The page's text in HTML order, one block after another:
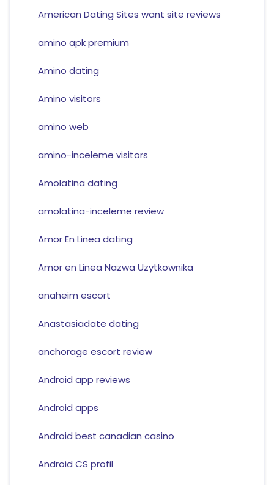
American Dating Sites want site reviews
amino apk premium
Amino dating
Amino visitors
amino web
amino-inceleme visitors
Amolatina dating
amolatina-inceleme review
Amor En Linea dating
Amor en Linea Nazwa Uzytkownika
anaheim escort
Anastasiadate dating
anchorage escort review
Android app reviews
Android apps
Android best canadian casino
Android CS profil